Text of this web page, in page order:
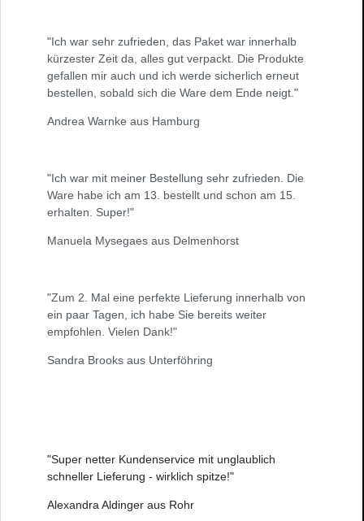
"Ich war sehr zufrieden, das Paket war innerhalb
kürzester Zeit da, alles gut verpackt. Die Produkte
gefallen mir auch und ich werde sicherlich erneut
bestellen, sobald sich die Ware dem Ende neigt."
Andrea Warnke aus Hamburg
"Ich war mit meiner Bestellung sehr zufrieden. Die
Ware habe ich am 13. bestellt und schon am 15.
erhalten. Super!"
Manuela Mysegaes aus Delmenhorst
"Zum 2. Mal eine perfekte Lieferung innerhalb von
ein paar Tagen, ich habe Sie bereits weiter
empfohlen. Vielen Dank!"
Sandra Brooks aus Unterföhring
"Super netter Kundenservice mit unglaublich
schneller Lieferung - wirklich spitze!"
Alexandra Aldinger aus Rohr